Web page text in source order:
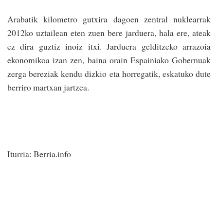
Arabatik kilometro gutxira dagoen zentral nuklearrak
2012ko uztailean eten zuen bere jarduera, hala ere, ateak
ez dira guztiz inoiz itxi. Jarduera gelditzeko arrazoia
ekonomikoa izan zen, baina orain Espainiako Gobernuak
zerga bereziak kendu dizkio eta horregatik, eskatuko dute
berriro martxan jartzea.
Iturria: Berria.info